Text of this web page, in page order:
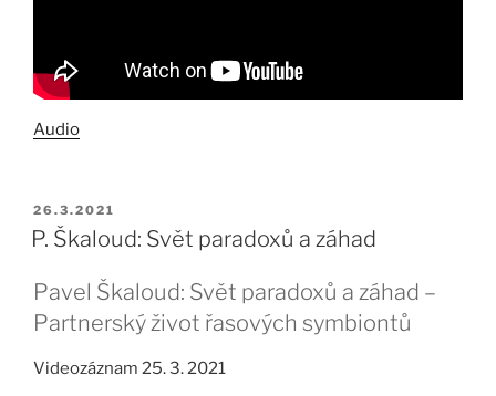
Audio
PUBLIKOVÁNO
26.3.2021
P. Škaloud: Svět paradoxů a záhad
Pavel Škaloud: Svět paradoxů a záhad –
Partnerský život řasových symbiontů
Videozáznam 25. 3. 2021